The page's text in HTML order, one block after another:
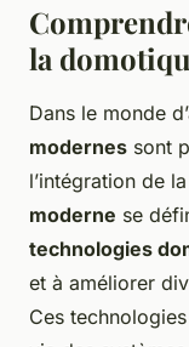
la
Dans le monde
modernes sont
l’intégration de
moderne se
technologies
et à améliorer
Ces